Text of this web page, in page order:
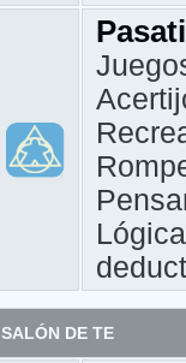
Lógica
SALÓN DE TE